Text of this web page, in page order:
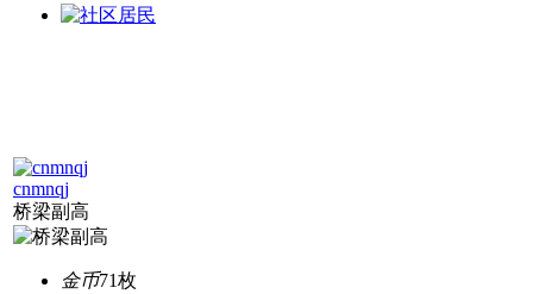
cnmnqj
桥梁副高
金币71枚